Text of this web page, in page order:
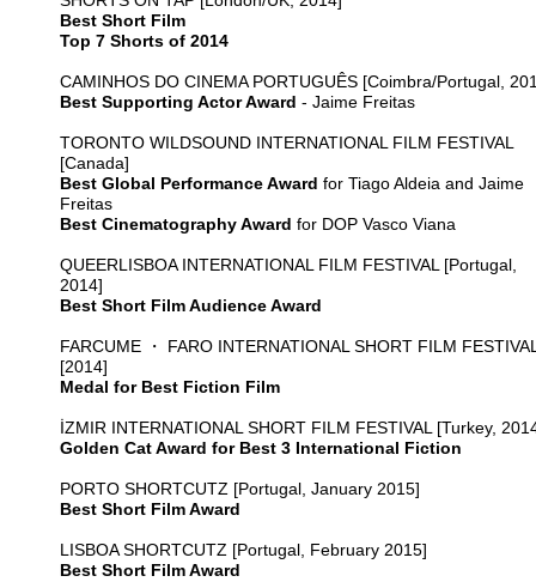
Best Short Film
Top 7 Shorts of 2014
CAMINHOS DO CINEMA PORTUGUÊS [Coimbra/Portugal,
Best Supporting Actor Award - Jaime Freitas
TORONTO WILDSOUND INTERNATIONAL FILM FESTIVAL
[Canada]
Best Global Performance Award for Tiago Aldeia and Jaime
Freitas
Best Cinematography Award for DOP Vasco Viana
QUEERLISBOA INTERNATIONAL FILM FESTIVAL [Portugal,
2014]
Best Short Film Audience Award
FARCUME ・ FARO INTERNATIONAL SHORT FILM
[2014]
Medal for Best Fiction Film
İZMIR INTERNATIONAL SHORT FILM FESTIVAL [Turkey,
Golden Cat Award for Best 3 International Fiction
PORTO SHORTCUTZ [Portugal, January 2015]
Best Short Film Award
LISBOA SHORTCUTZ [Portugal, February 2015]
Best Short Film Award